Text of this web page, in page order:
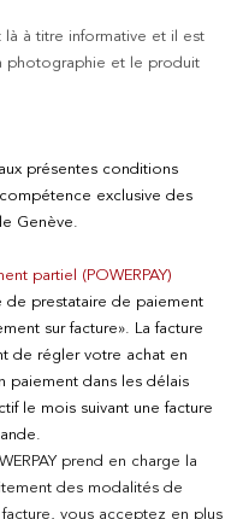
à titre informative et il est
photographie et le produit
présentes conditions
exclusive des
Genève.
partiel (POWERPAY)
de prestataire de paiement
sur facture». La facture
de régler votre achat en
paiement dans les délais
le mois suivant une facture
prend en charge la
des modalités de
vous acceptez en plus